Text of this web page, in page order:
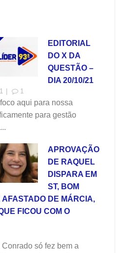
EDITORIAL
DO X DA
QUESTÃO –
DIA 20/10/21
| 1
aqui para nossa
para gestão
APROVAÇÃO
DE RAQUEL
DISPARA EM
ST, BOM
AFASTADO DE MÁRCIA,
FICOU COM O
só fez bem a